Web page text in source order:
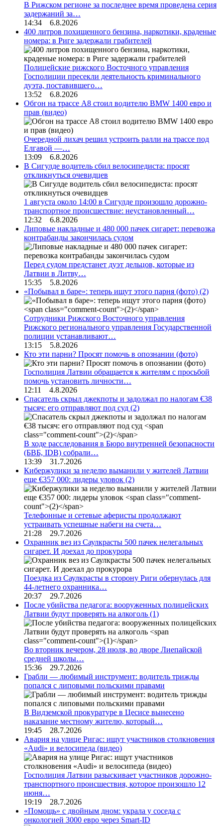
В Рижском регионе за последнее время проведена серия
задержаний за…
14:34 6.8.2026
400 литров похищенного бензина, наркотики, краденые
номера: в Риге задержали грабителей
Полицейские рижского Восточного управления
Госполиции пресекли деятельность криминального
дуэта, поставившего…
13:52 6.8.2026
Обгон на трассе А8 стоил водителю BMW 1400 евро и
прав (видео)
Очередной лихач решил устроить ралли на трассе под
Елгавой —…
13:09 6.8.2026
В Сигулде водитель сбил велосипедиста: просят
откликнуться очевидцев
1 августа около 14:00 в Сигулде произошло дорожно-
транспортное происшествие: неустановленный…
12:32 6.8.2026
Липовые накладные и 480 000 пачек сигарет: перевозка
контрабанды закончилась судом
Перед судом предстанет дуэт дельцов, которые из
Латвии в Литву…
15:35 5.8.2026
«Побывал в баре»: теперь ищут этого парня (фото) (2)
Сотрудники Рижского Восточного управления
Рижского регионального управления Государственной
полиции устанавливают…
13:15 5.8.2026
Кто эти парни? Просят помочь в опознании (фото)
Госполиция Латвии обращается к жителям с просьбой
помочь установить личности…
12:11 4.8.2026
Спасатель скрыл джекпоты и задолжал по налогам €38
тысяч: его отправляют под суд (2)
В ходе расследования в Бюро внутренней безопасности
(БВБ, IDB) собрали…
13:39 31.7.2026
Кибержулики за неделю выманили у жителей Латвии
еще €357 000: лидеры уловок (2)
Телефонные и сетевые аферисты продолжают
устраивать успешные набеги на счета…
21:28 29.7.2026
Охранник вез из Саулкрасты 500 пачек нелегальных
сигарет. И доехал до прокурора
Поездка из Саулкрасты в сторону Риги обернулась для
44-летнего охранника…
20:37 29.7.2026
После убийства педагога: вооруженных полицейских
Латвии будут проверять на алкоголь (1)
Во вторник вечером, 28 июля, во дворе Лиепайской
средней школы…
15:36 29.7.2026
Грабли — любимый инструмент: водитель трижды
попался с липовыми польскими правами
В Видземской прокуратуре в Цесисе вынесено
наказание местному жителю, который…
19:45 28.7.2026
Авария на улице Ригас: ищут участников столкновения
«Audi» и велосипеда (видео)
Госполиция Латвии разыскивает участников дорожно-
транспортного происшествия, которое произошло 12
июня…
19:19 28.7.2026
«Помощь» с двойным дном: украла у соседа с
онкологией 3000 евро через Smart-ID